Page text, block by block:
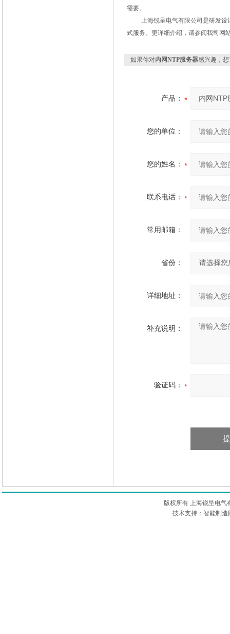
需要。
上海锐呈电气有限公司是研发设
式服务。更详细介绍，请参阅我司网
如果你对内网NTP服务器感兴趣，
产品：
您的单位：
您的姓名：
联系电话：
常用邮箱：
省份：
详细地址：
补充说明：
验证码：
版权所有 上海锐呈电气
技术支持：智能制造